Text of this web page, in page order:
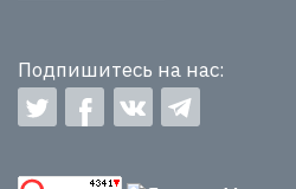
Подпишитесь на нас: